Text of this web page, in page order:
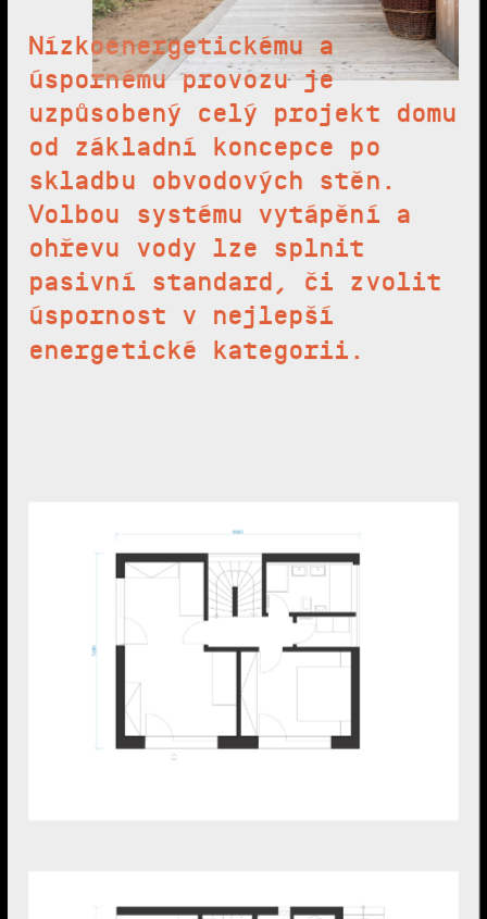
Nízkoenergetickému a
úspornému provozu je
uzpůsobený celý projekt domu
od základní koncepce po
skladbu obvodových stěn.
Volbou systému vytápění a
ohřevu vody lze splnit
pasivní standard, či zvolit
úspornost v nejlepší
energetické kategorii.